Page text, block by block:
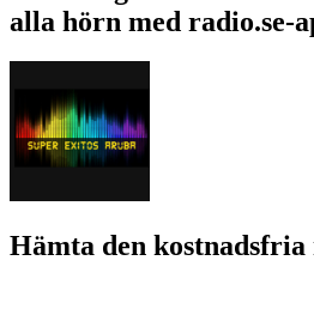
alla hörn med radio.se-
Hämta den kostnadsfria